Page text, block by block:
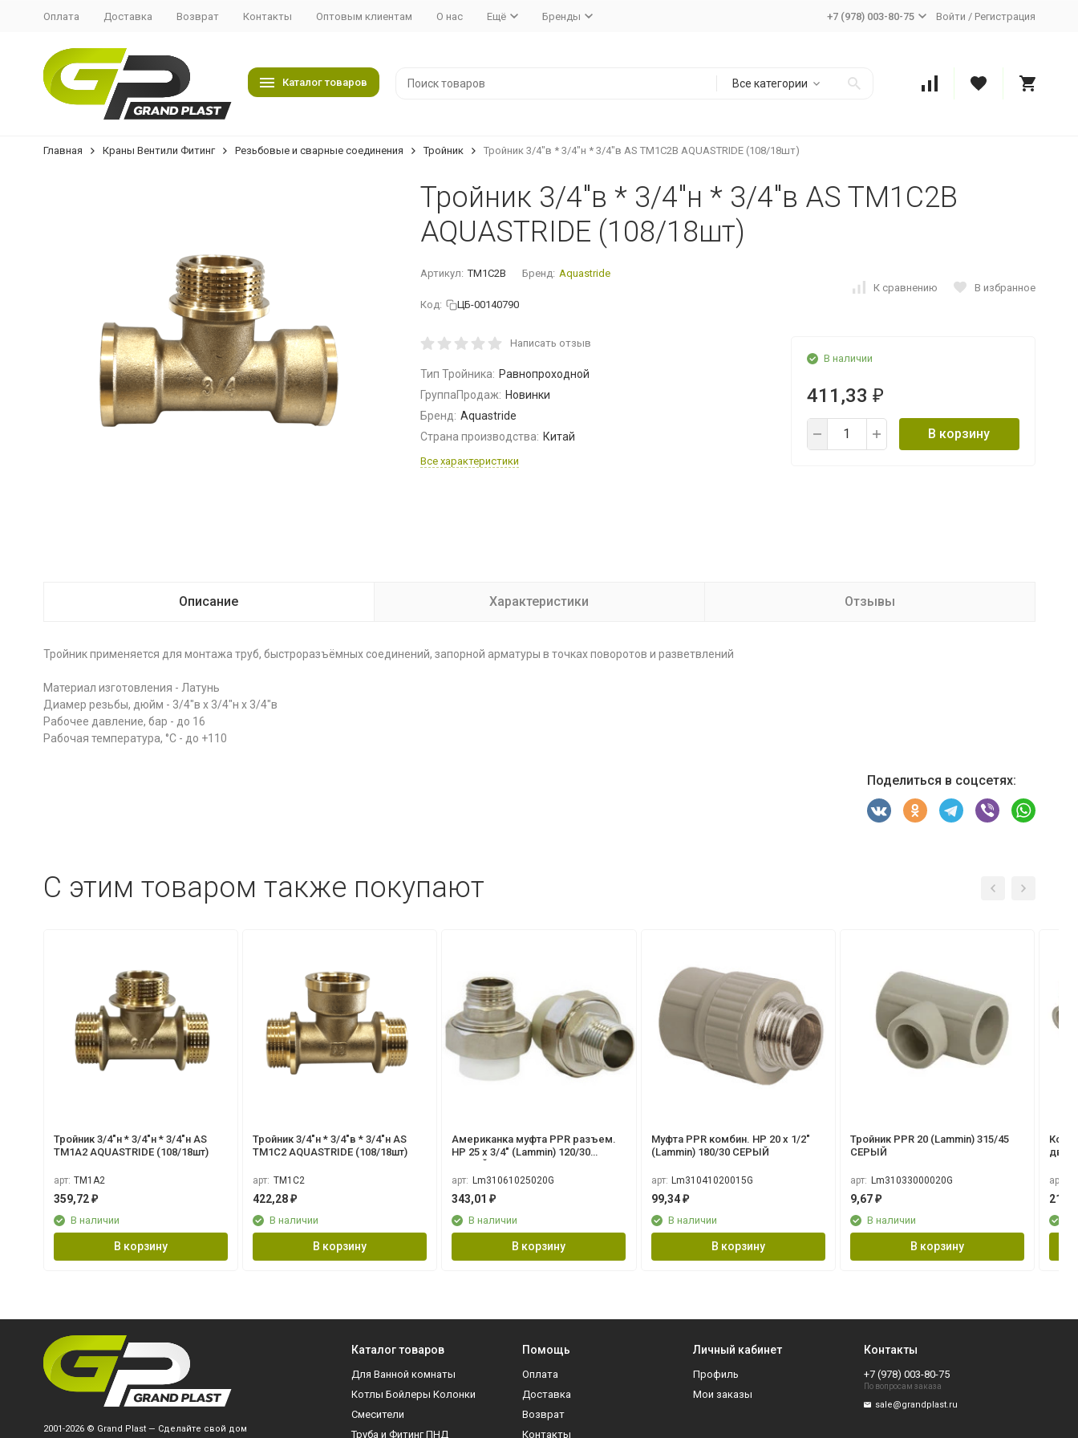
Оплата Доставка Возврат Контакты Оптовым клиентам О нас Ещё Бренды +7 (978) 003-80-75 Войти / Регистрация
Каталог товаров Все категории
Главная Краны Вентили Фитинг Резьбовые и сварные соединения Тройник Тройник 3/4"в * 3/4"н * 3/4"в AS TM1C2B AQUASTRIDE (108/18шт)
Тройник 3/4"в * 3/4"н * 3/4"в AS TM1C2B
AQUASTRIDE (108/18шт)
Артикул: TM1C2B Бренд: Aquastride
Код: ЦБ-00140790
К сравнению В избранное
Написать отзыв
Тип Тройника: Равнопроходной
ГруппаПродаж: Новинки
Бренд: Aquastride
Страна производства: Китай
Все характеристики
В наличии
411,33 ₽
В корзину
Описание Характеристики Отзывы
Тройник применяется для монтажа труб, быстроразъёмных соединений, запорной арматуры в точках поворотов и разветвлений
Материал изготовления - Латунь
Диамер резьбы, дюйм - 3/4"в х 3/4"н х 3/4"в
Рабочее давление, бар - до 16
Рабочая температура, °С - до +110
Поделиться в соцсетях:
C этим товаром также покупают
Тройник 3/4"н * 3/4"н * 3/4"н AS
TM1A2 AQUASTRIDE (108/18шт)
арт: TM1A2
359,72 ₽
В наличии
В корзину
Тройник 3/4"н * 3/4"в * 3/4"н AS
TM1C2 AQUASTRIDE (108/18шт)
арт: TM1C2
422,28 ₽
В наличии
В корзину
Американка муфта PPR разъем.
НР 25 х 3/4" (Lammin) 120/30
арт: Lm31061025020G
343,01 ₽
В наличии
В корзину
Муфта PPR комбин. НР 20 х 1/2"
(Lammin) 180/30 СЕРЫЙ
арт: Lm31041020015G
99,34 ₽
В наличии
В корзину
Тройник PPR 20 (Lammin) 315/45
СЕРЫЙ
арт: Lm31033000020G
9,67 ₽
В наличии
В корзину
арт:
2001-2026 © Grand Plast — Сделайте свой дом
Каталог товаров
Для Ванной комнаты
Котлы Бойлеры Колонки
Смесители
Труба и Фитинг ПНД
Помощь
Оплата
Доставка
Возврат
Контакты
Личный кабинет
Профиль
Мои заказы
Контакты
+7 (978) 003-80-75
По вопросам заказа
sale@grandplast.ru